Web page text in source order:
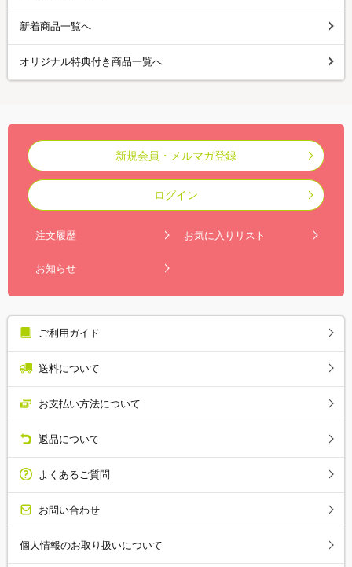
新着商品一覧へ
オリジナル特典付き商品一覧へ
新規会員・メルマガ登録
ログイン
注文履歴 お気に入りリスト
お知らせ
ご利用ガイド
送料について
お支払い方法について
返品について
よくあるご質問
お問い合わせ
個人情報のお取り扱いについて